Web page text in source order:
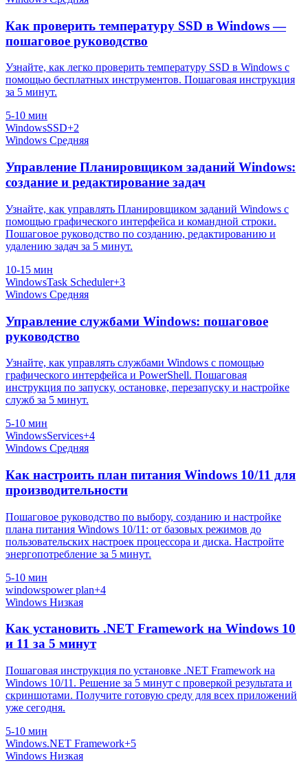
Как проверить температуру SSD в Windows —
пошаговое руководство
Узнайте, как легко проверить температуру SSD в Windows с
помощью бесплатных инструментов. Пошаговая инструкция
за 5 минут.
5-10 мин
WindowsSSD+2
Windows Средняя
Управление Планировщиком заданий Windows:
создание и редактирование задач
Узнайте, как управлять Планировщиком заданий Windows с
помощью графического интерфейса и командной строки.
Пошаговое руководство по созданию, редактированию и
удалению задач за 5 минут.
10-15 мин
WindowsTask Scheduler+3
Windows Средняя
Управление службами Windows: пошаговое
руководство
Узнайте, как управлять службами Windows с помощью
графического интерфейса и PowerShell. Пошаговая
инструкция по запуску, остановке, перезапуску и настройке
служб за 5 минут.
5-10 мин
WindowsServices+4
Windows Средняя
Как настроить план питания Windows 10/11 для
производительности
Пошаговое руководство по выбору, созданию и настройке
плана питания Windows 10/11: от базовых режимов до
пользовательских настроек процессора и диска. Настройте
энергопотребление за 5 минут.
5-10 мин
windowspower plan+4
Windows Низкая
Как установить .NET Framework на Windows 10
и 11 за 5 минут
Пошаговая инструкция по установке .NET Framework на
Windows 10/11. Решение за 5 минут с проверкой результата и
скриншотами. Получите готовую среду для всех приложений
уже сегодня.
5-10 мин
Windows.NET Framework+5
Windows Низкая